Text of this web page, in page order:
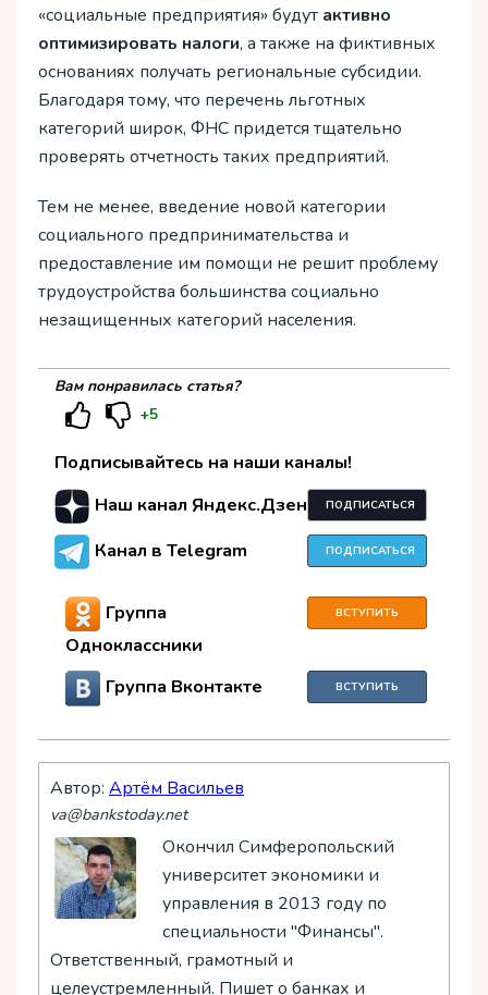
«социальные предприятия» будут активно
оптимизировать налоги, а также на фиктивных
основаниях получать региональные субсидии.
Благодаря тому, что перечень льготных
категорий широк, ФНС придется тщательно
проверять отчетность таких предприятий.
Тем не менее, введение новой категории
социального предпринимательства и
предоставление им помощи не решит проблему
трудоустройства большинства социально
незащищенных категорий населения.
Вам понравилась статья?
+5
Подписывайтесь на наши каналы!
Наш канал Яндекс.Дзен
ПОДПИСАТЬСЯ
Канал в Telegram ПОДПИСАТЬСЯ
Группа
Одноклассники
ВСТУПИТЬ
Группа Вконтакте ВСТУПИТЬ
Автор: Артём Васильев
va@bankstoday.net
Окончил Симферопольский
университет экономики и
управления в 2013 году по
специальности "Финансы".
Ответственный, грамотный и
целеустремленный. Пишет о банках и